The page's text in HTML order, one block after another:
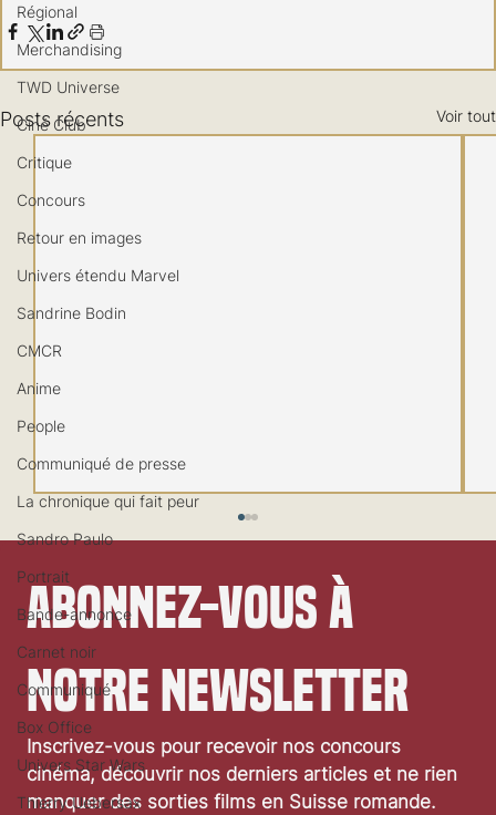
Régional
Merchandising
TWD Universe
Ciné Club
Critique
Concours
Retour en images
Univers étendu Marvel
Sandrine Bodin
CMCR
Anime
People
Communiqué de presse
La chronique qui fait peur
Sandro Paulo
Portrait
Bande-annonce
Carnet noir
Communiqué
Box Office
Univers Star Wars
Thierry Uebersax
Posts récents Voir tout
Festival de Locarno 2026: Dances With Wolves
Abonnez-vous à
notre newsletter
Inscrivez-vous pour recevoir nos concours
cinéma, découvrir nos derniers articles et ne rien
manquer des sorties films en Suisse romande.